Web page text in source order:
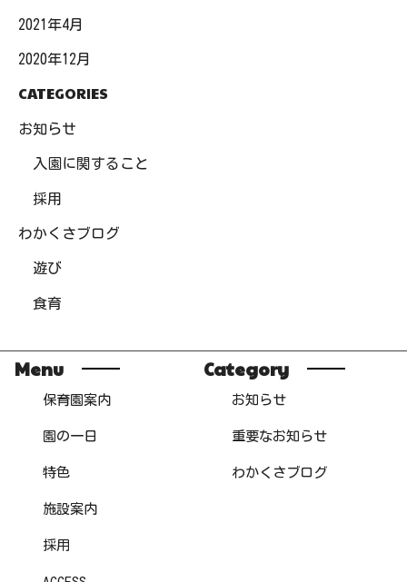
2021年4月
2020年12月
CATEGORIES
お知らせ
入園に関すること
採用
わかくさブログ
遊び
食育
Menu
保育園案内
園の一日
特色
施設案内
採用
Category
お知らせ
重要なお知らせ
わかくさブログ